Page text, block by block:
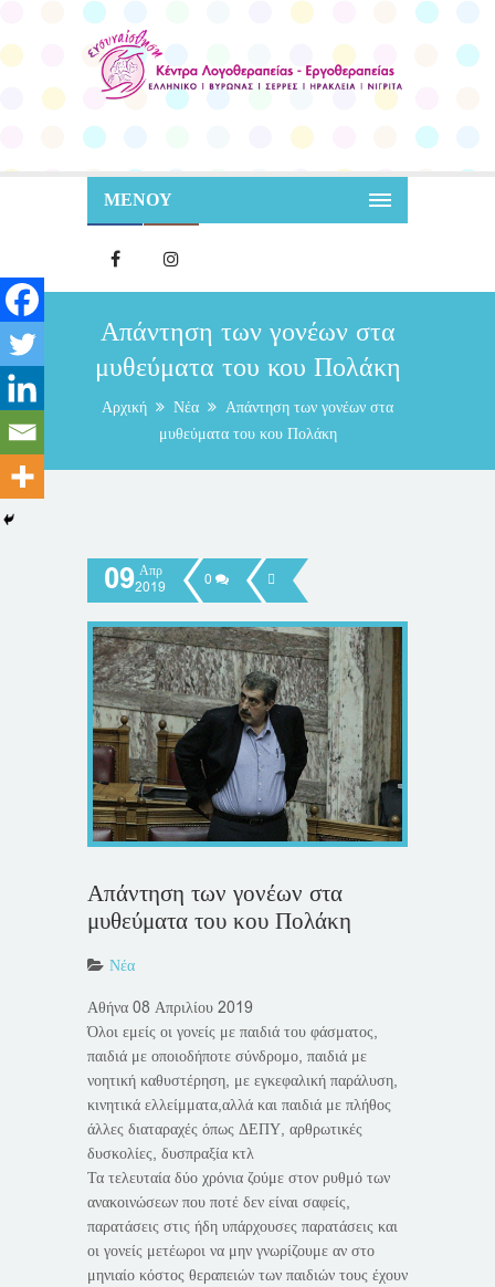
ΜΕΝΟΥ
Απάντηση των γονέων στα
μυθεύματα του κου Πολάκη
Αρχική Νέα
Απάντηση των γονέων στα
μυθεύματα του κου Πολάκη
09 Απρ
2019
0
Απάντηση των γονέων στα
μυθεύματα του κου Πολάκη
Νέα
Αθήνα 08 Απριλίου 2019
Όλοι εμείς οι γονείς με παιδιά του φάσματος,
παιδιά με οποιοδήποτε σύνδρομο, παιδιά με
νοητική καθυστέρηση, με εγκεφαλική παράλυση,
κινητικά ελλείμματα,αλλά και παιδιά με πλήθος
άλλες διαταραχές όπως ΔΕΠΥ, αρθρωτικές
δυσκολίες, δυσπραξία κτλ
Τα τελευταία δύο χρόνια ζούμε στον ρυθμό των
ανακοινώσεων που ποτέ δεν είναι σαφείς,
παρατάσεις στις ήδη υπάρχουσες παρατάσεις και
οι γονείς μετέωροι να μην γνωρίζουμε αν στο
μηνιαίο κόστος θεραπειών των παιδιών τους έχουν